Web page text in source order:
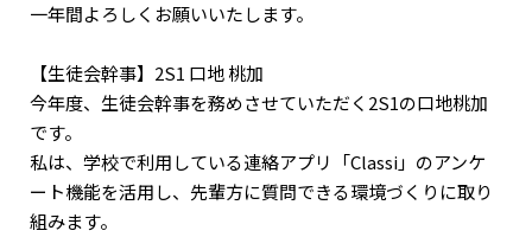
一年間よろしくお願いいたします。
【生徒会幹事】2S1 口地 桃加
今年度、生徒会幹事を務めさせていただく2S1の口地桃加
です。
私は、学校で利用している連絡アプリ「Classi」のアンケ
ート機能を活用し、先輩方に質問できる環境づくりに取り
組みます。